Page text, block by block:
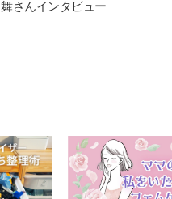
舞さんインタビュー